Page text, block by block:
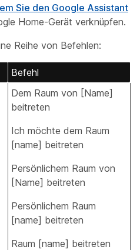
Sie den Google Assistant
Home-Gerät verknüpfen.
Reihe von Befehlen:
Befehl
Dem Raum von [Name]
beitreten
Ich möchte dem Raum
[name] beitreten
Persönlichem Raum von
[Name] beitreten
Persönlichem Raum
[name] beitreten
Raum [name] beitreten